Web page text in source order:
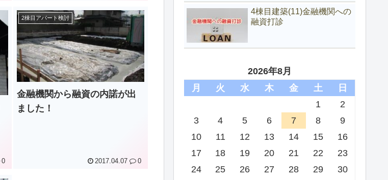
0
2棟目アパート検討
金融機関から融資の内諾が出
ました！
2017.04.07 0
4棟目建築(11)金融機関への
融資打診
2026年8月
月
火 水 木 金 土
日
1
2
3
4 5 6 7 8
9
10
11 12 13 14 15
16
17
18 19 20 21 22
23
24
25 26 27 28 29
30